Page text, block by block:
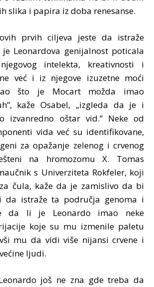
slika i papira iz doba renesanse.
prvih ciljeva jeste da istraže
Leonardova genijalnost poticala
intelekta, kreativnosti i
već i iz njegove izuzetne moći
što je Mocart možda imao
kaže Osabel, „izgleda da je i
izvanredno oštar vid.” Neke od
vida već su identifikovane,
za opažanje zelenog i crvenog
na hromozomu X. Tomas
s Univerziteta Rokfeler, koji
čula, kaže da je zamislivo da bi
da istraže ta područja genoma i
da li je Leonardo imao neke
koje su mu izmenile paletu
mu da vidi više nijansi crvene i
ljudi.
još ne zna gde treba da